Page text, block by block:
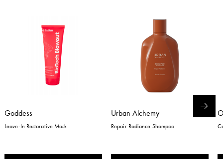
Goddess
Leave-In Restorative Mask
Urban Alchemy
Repair Radiance Shampoo